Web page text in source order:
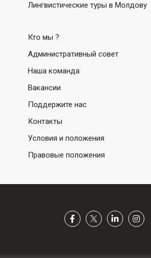
Лингвистические туры в Молдову
Кто мы ?
Административный совет
Наша команда
Вакансии
Поддержите нас
Контакты
Условия и положения
Правовые положения